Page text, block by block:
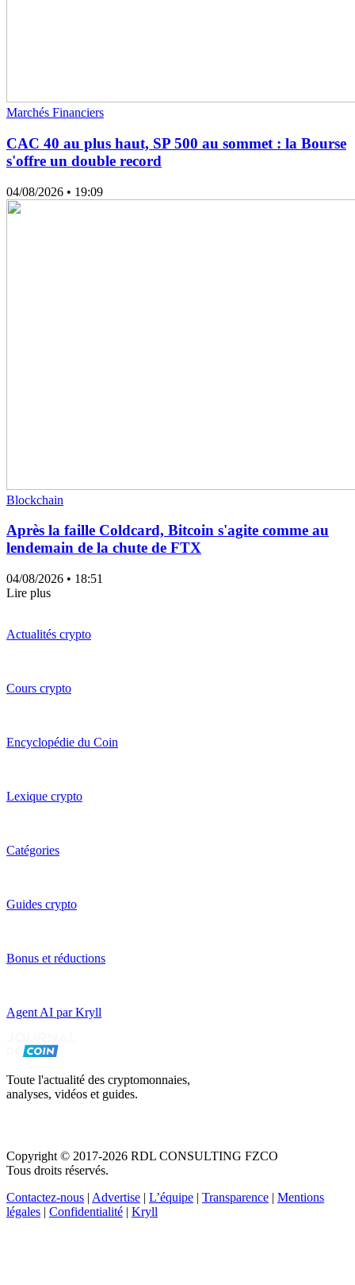
Marchés Financiers
CAC 40 au plus haut, SP 500 au sommet : la Bourse
s'offre un double record
04/08/2026 • 19:09
Blockchain
Après la faille Coldcard, Bitcoin s'agite comme au
lendemain de la chute de FTX
04/08/2026 • 18:51
Lire plus
Actualités crypto
Cours crypto
Encyclopédie du Coin
Lexique crypto
Catégories
Guides crypto
Bonus et réductions
Agent AI par Kryll
Toute l'actualité des cryptomonnaies,
analyses, vidéos et guides.
Copyright © 2017-2026 RDL CONSULTING FZCO
Tous droits réservés.
Contactez-nous | Advertise | L’équipe | Transparence | Mentions
légales | Confidentialité | Kryll